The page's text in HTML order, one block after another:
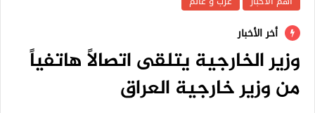
أخر الأخبار
وزير الخارجية يتلقى اتصالاً هاتفياً
من وزير خارجية العراق